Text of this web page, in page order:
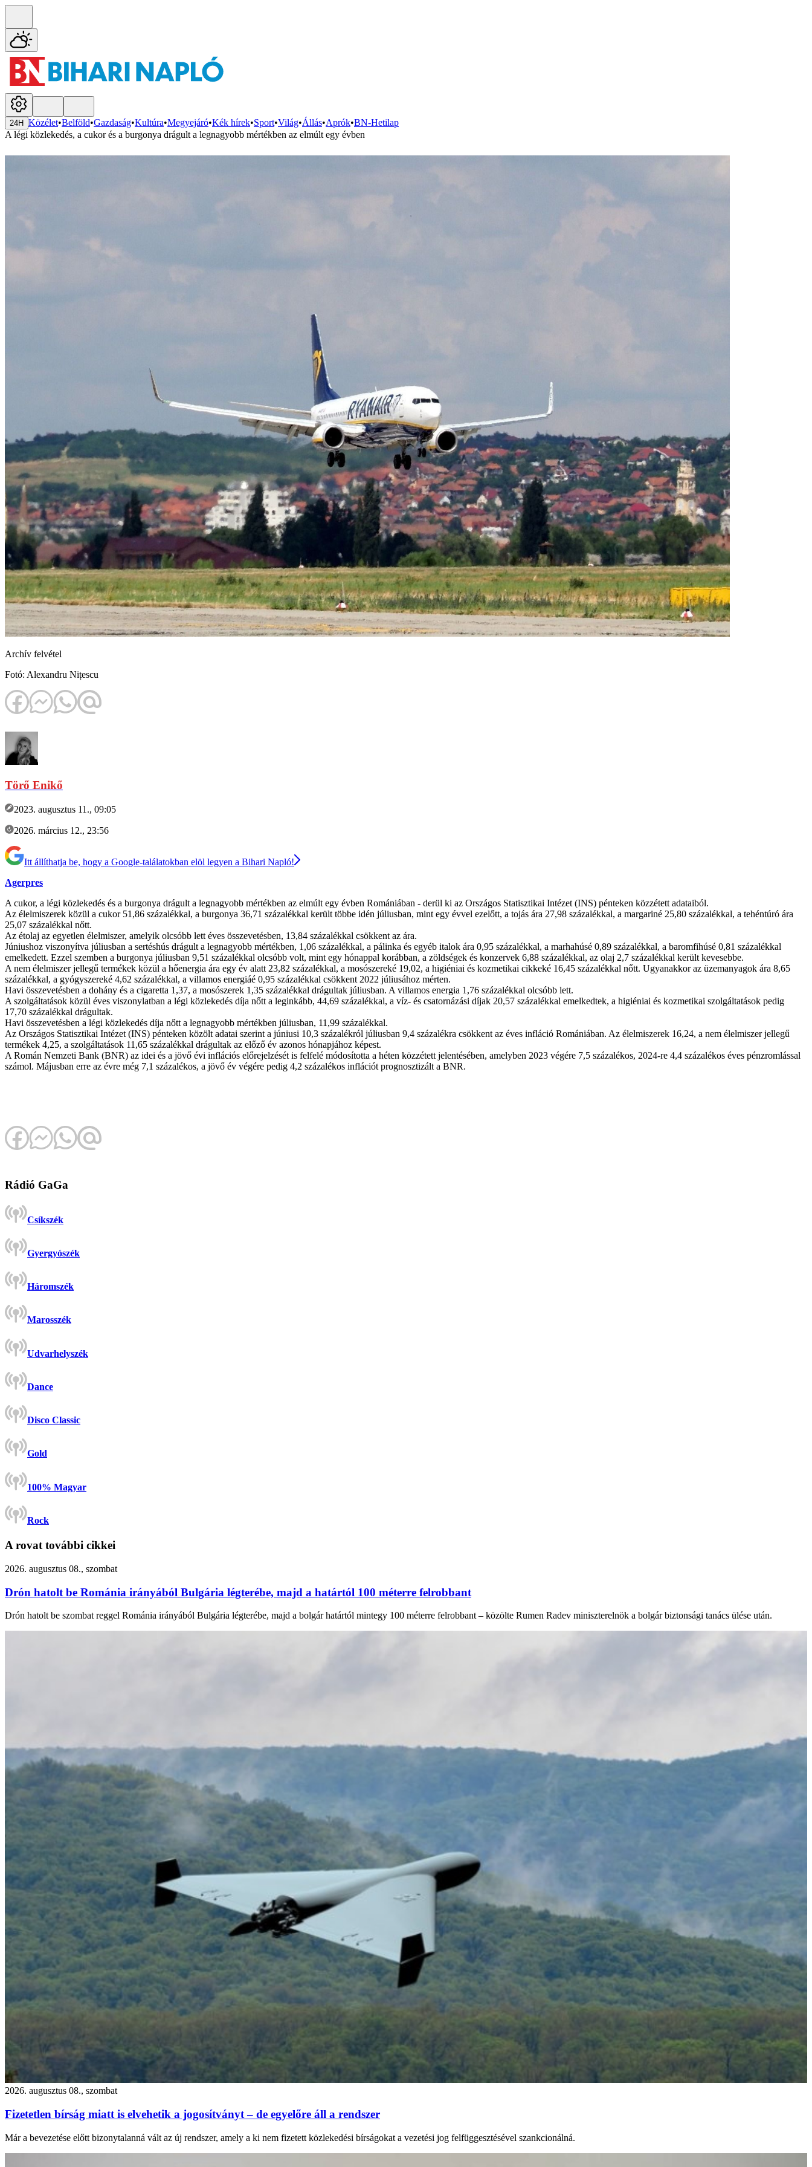
24H Közélet•Belföld•Gazdaság•Kultúra•Megyejáró•Kék hírek•Sport•Világ•Állás•Aprók•BN-Hetilap
A légi közlekedés, a cukor és a burgonya drágult a legnagyobb mértékben az elmúlt egy évben
Archív felvétel
Fotó: Alexandru Nițescu
Törő Enikő
2023. augusztus 11., 09:05
2026. március 12., 23:56
Itt állíthatja be, hogy a Google-találatokban elöl legyen a Bihari Napló!
Agerpres
A cukor, a légi közlekedés és a burgonya drágult a legnagyobb mértékben az elmúlt egy évben Romániában - derül ki az Országos Statisztikai Intézet (INS) pénteken közzétett adataiból.
Az élelmiszerek közül a cukor 51,86 százalékkal, a burgonya 36,71 százalékkal került többe idén júliusban, mint egy évvel ezelőtt, a tojás ára 27,98 százalékkal, a margariné 25,80 százalékkal, a tehéntúró ára
25,07 százalékkal nőtt.
Az étolaj az egyetlen élelmiszer, amelyik olcsóbb lett éves összevetésben, 13,84 százalékkal csökkent az ára.
Júniushoz viszonyítva júliusban a sertéshús drágult a legnagyobb mértékben, 1,06 százalékkal, a pálinka és egyéb italok ára 0,95 százalékkal, a marhahúsé 0,89 százalékkal, a baromfihúsé 0,81 százalékkal
emelkedett. Ezzel szemben a burgonya júliusban 9,51 százalékkal olcsóbb volt, mint egy hónappal korábban, a zöldségek és konzervek 6,88 százalékkal, az olaj 2,7 százalékkal került kevesebbe.
A nem élelmiszer jellegű termékek közül a hőenergia ára egy év alatt 23,82 százalékkal, a mosószereké 19,02, a higiéniai és kozmetikai cikkeké 16,45 százalékkal nőtt. Ugyanakkor az üzemanyagok ára 8,65
százalékkal, a gyógyszereké 4,62 százalékkal, a villamos energiáé 0,95 százalékkal csökkent 2022 júliusához mérten.
Havi összevetésben a dohány és a cigaretta 1,37, a mosószerek 1,35 százalékkal drágultak júliusban. A villamos energia 1,76 százalékkal olcsóbb lett.
A szolgáltatások közül éves viszonylatban a légi közlekedés díja nőtt a leginkább, 44,69 százalékkal, a víz- és csatornázási díjak 20,57 százalékkal emelkedtek, a higiéniai és kozmetikai szolgáltatások pedig
17,70 százalékkal drágultak.
Havi összevetésben a légi közlekedés díja nőtt a legnagyobb mértékben júliusban, 11,99 százalékkal.
Az Országos Statisztikai Intézet (INS) pénteken közölt adatai szerint a júniusi 10,3 százalékról júliusban 9,4 százalékra csökkent az éves infláció Romániában. Az élelmiszerek 16,24, a nem élelmiszer jellegű
termékek 4,25, a szolgáltatások 11,65 százalékkal drágultak az előző év azonos hónapjához képest.
A Román Nemzeti Bank (BNR) az idei és a jövő évi inflációs előrejelzését is felfelé módosította a héten közzétett jelentésében, amelyben 2023 végére 7,5 százalékos, 2024-re 4,4 százalékos éves pénzromlással
számol. Májusban erre az évre még 7,1 százalékos, a jövő év végére pedig 4,2 százalékos inflációt prognosztizált a BNR.
Rádió GaGa
Csíkszék
Gyergyószék
Háromszék
Marosszék
Udvarhelyszék
Dance
Disco Classic
Gold
100% Magyar
Rock
A rovat további cikkei
2026. augusztus 08., szombat
Drón hatolt be Románia irányából Bulgária légterébe, majd a határtól 100 méterre felrobbant
Drón hatolt be szombat reggel Románia irányából Bulgária légterébe, majd a bolgár határtól mintegy 100 méterre felrobbant – közölte Rumen Radev miniszterelnök a bolgár biztonsági tanács ülése után.
2026. augusztus 08., szombat
Fizetetlen bírság miatt is elvehetik a jogosítványt – de egyelőre áll a rendszer
Már a bevezetése előtt bizonytalanná vált az új rendszer, amely a ki nem fizetett közlekedési bírságokat a vezetési jog felfüggesztésével szankcionálná.